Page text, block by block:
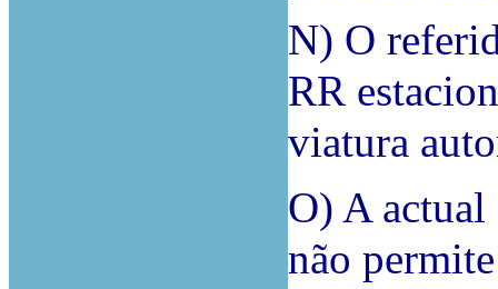
N) O
RR
viatura
O) A
não